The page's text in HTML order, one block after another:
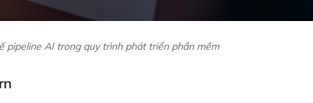
pipeline AI trong quy trình phát triển phần mềm